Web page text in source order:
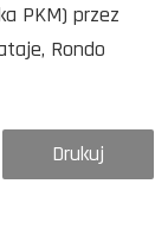
PKM) przez
Rondo
Drukuj